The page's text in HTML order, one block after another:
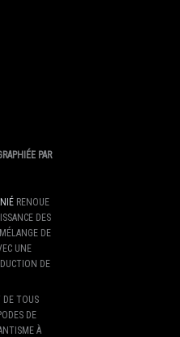
PAR
RENOUE
DES
DE
UNE
DE
DE TOUS
DE
À